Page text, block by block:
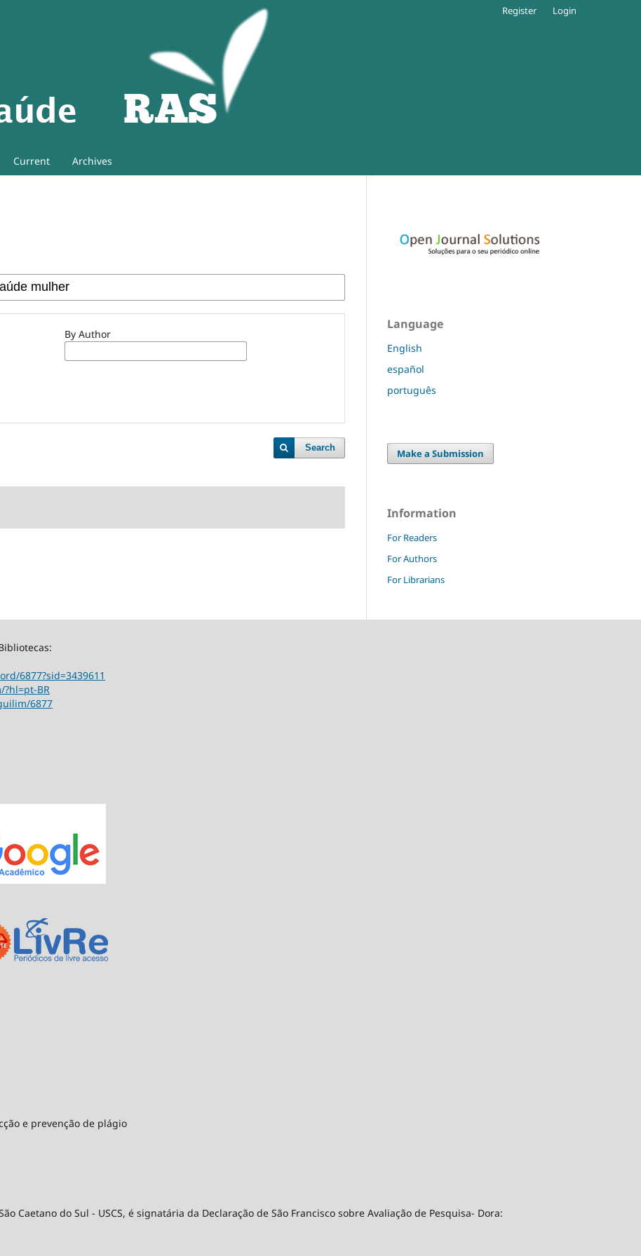
Current Archives
Register Login
By Author
Search
Language
English
español
português
Make a Submission
Information
For Readers
For Authors
For Librarians
6877?sid=3439611
BR
6877
e prevenção de plágio
Caetano do Sul - USCS, é signatária da Declaração de São Francisco sobre Avaliação de Pesquisa- Dora: